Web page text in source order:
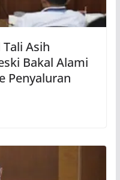
Asih
Bakal Alami
Penyaluran